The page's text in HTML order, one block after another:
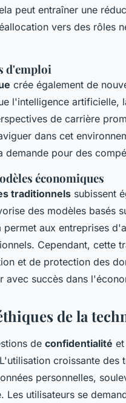
peut entraîner une
vers des rôles
d'emploi
crée également de
l'intelligence artificielle,
de carrière
dans cet
demande pour des
économiques
traditionnels subissent
des modèles basés
permet aux entreprises
Cependant, cette
et de protection des
avec succès dans
de la
de confidentialité
croissante des
personnelles,
Les utilisateurs se